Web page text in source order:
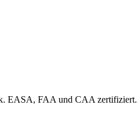
EASA, FAA und CAA zertifiziert.